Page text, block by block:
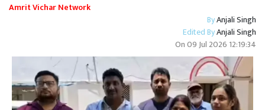
Amrit Vichar Network
ByAnjali Singh
Edited ByAnjali Singh
On09 Jul 2026 12:19:34